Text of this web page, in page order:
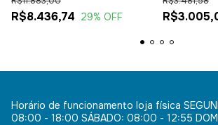
R$8.436,74 29% OFF
Horário de funcionamento loja física
08:00 - 18:00 SÁBADO: 08:00 - 12:55